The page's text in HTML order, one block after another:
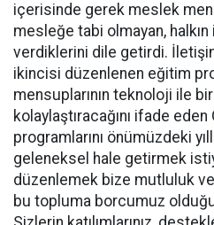
içerisinde gerek meslek
mesleğe tabi olmayan,
verdiklerini dile getirdi.
ikincisi düzenlenen eğitim
mensuplarının teknoloji ile
kolaylaştıracağını ifade
programlarını önümüzdeki
geleneksel hale getirmek
düzenlemek bize mutluluk
bu topluma borcumuz